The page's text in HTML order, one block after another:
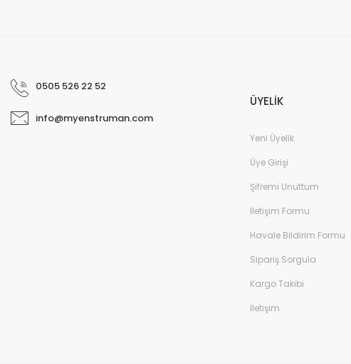
0505 526 22 52
info@myenstruman.com
ÜYELİK
Yeni Üyelik
Üye Girişi
Şifremi Unuttum
İletişim Formu
Havale Bildirim Formu
Sipariş Sorgula
Kargo Takibi
İletişim